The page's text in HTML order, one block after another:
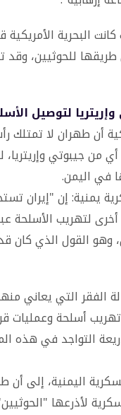
للحوثيين، وقد
لتوصيل
أن طهران لا
من جيبوتي
في اليمن.
يمنية: إن "إيران
أخرى لتهريب
وهو القول الذي كان
الفقر التي يعاني
أسلحة وعمليات
التواجد في هذه
اليمنية، إلى
لأذرعها